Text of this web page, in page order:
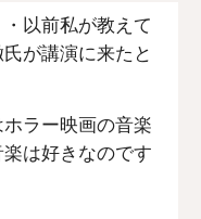
以前私が教えて
が講演に来たと
ラー映画の音楽
は好きなのです